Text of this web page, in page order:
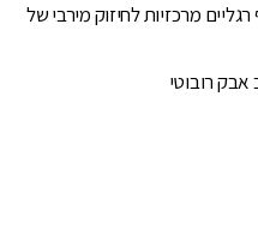
רגליים מרכזיות לחיזוק מירבי של
רובוטי